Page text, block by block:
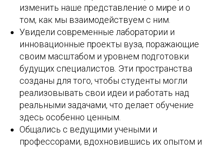
изменить наше представление о мире и о
том, как мы взаимодействуем с ним.
Увидели современные лаборатории и
инновационные проекты вуза, поражающие
своим масштабом и уровнем подготовки
будущих специалистов. Эти пространства
созданы для того, чтобы студенты могли
реализовывать свои идеи и работать над
реальными задачами, что делает обучение
здесь особенно ценным.
Общались с ведущими учеными и
профессорами, вдохновившись их опытом и